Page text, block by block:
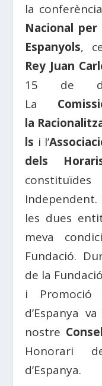
la
Nacional
Espanyols,
Rey Juan
15 de
La
la
ls i l’
dels
les dues
meva
Fundació.
de la
i Promoció
d’Espanya
nostre
Honorari
d’Espanya.